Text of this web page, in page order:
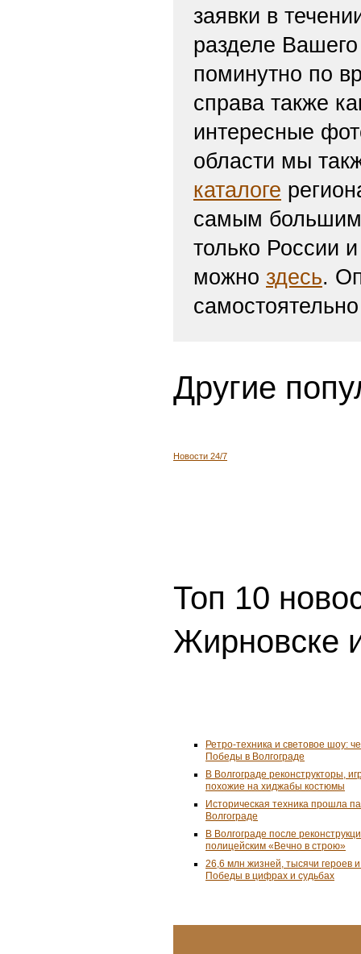
заявки в
разделе
поминутно по
справа также
интересные
области мы
каталоге
самым большим
только России
можно здесь.
Другие
Новости 24/7
Топ 10
Жирновске
Ретро-техника и световое шоу:
Победы в Волгограде
В Волгограде реконструкторы,
похожие на хиджабы костюмы
Историческая техника прошла
Волгограде
В Волгограде после
полицейским «Вечно в строю»
26,6 млн жизней, тысячи героев
Победы в цифрах и судьбах